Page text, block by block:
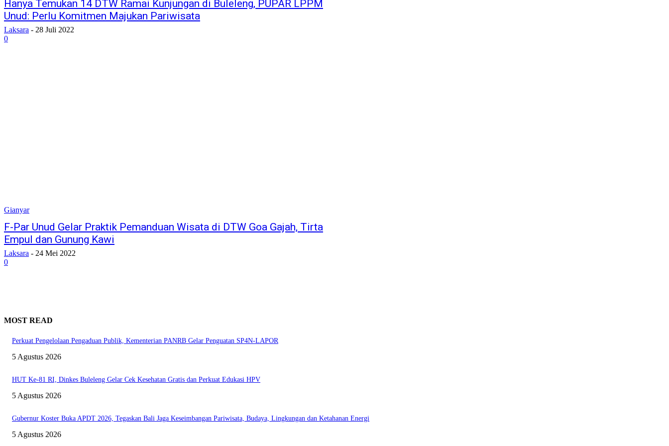
Hanya Temukan 14 DTW Ramai Kunjungan di Buleleng, PUPAR LPPM
Unud: Perlu Komitmen Majukan Pariwisata
Laksara - 28 Juli 2022
0
Gianyar
F-Par Unud Gelar Praktik Pemanduan Wisata di DTW Goa Gajah, Tirta
Empul dan Gunung Kawi
Laksara - 24 Mei 2022
0
MOST READ
Perkuat Pengelolaan Pengaduan Publik, Kementerian PANRB Gelar Penguatan SP4N-LAPOR
5 Agustus 2026
HUT Ke-81 RI, Dinkes Buleleng Gelar Cek Kesehatan Gratis dan Perkuat Edukasi HPV
5 Agustus 2026
Gubernur Koster Buka APDT 2026, Tegaskan Bali Jaga Keseimbangan Pariwisata, Budaya, Lingkungan dan Ketahanan Energi
5 Agustus 2026